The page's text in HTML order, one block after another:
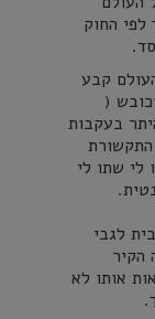
לפי החוק
קבע
(
בעקבות
לי שתו לי
לגבי
הקיר
אותו לא